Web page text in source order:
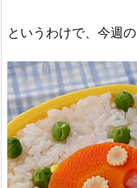
というわけで、今週